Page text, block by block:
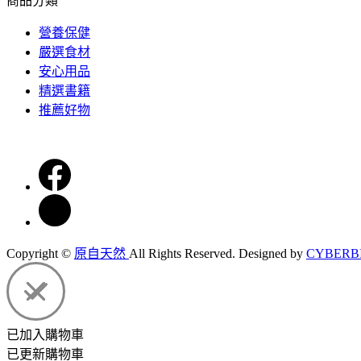
營養保健
嚴選食材
安心用品
精選書籍
推薦好物
Copyright © 原自天然 All Rights Reserved. Designed by
已加入購物車
已更新購物車